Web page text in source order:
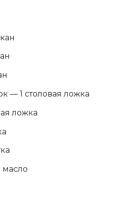
— 1 столовая ложка
ложка
масло